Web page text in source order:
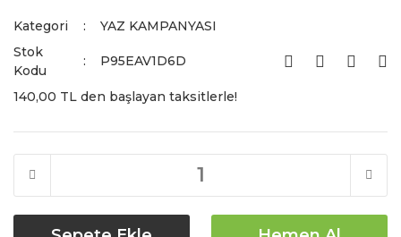
Kategori
YAZ KAMPANYASI
Stok
Kodu
P95EAV1D6D
140,00 TL den başlayan taksitlerle!